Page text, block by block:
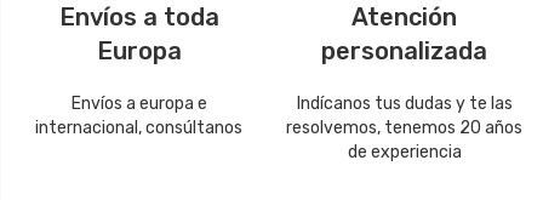
Envíos a toda
Europa
Envíos a europa e
internacional, consúltanos
Atención
personalizada
Indícanos tus dudas y te las
resolvemos, tenemos 20 años
de experiencia